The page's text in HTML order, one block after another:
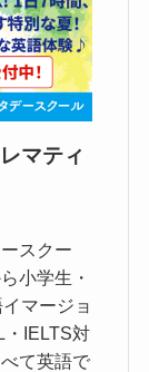
マティ
スクー
小学生・
マージョ
・IELTS対
て英語で